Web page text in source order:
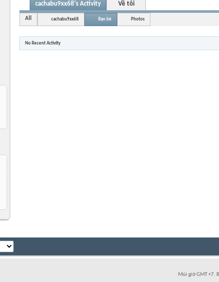
cachabu9xx68's Activity Về tôi
All cachabu9xx68 Bạn bè Photos
No Recent Activity
Múi giờ GMT +7.